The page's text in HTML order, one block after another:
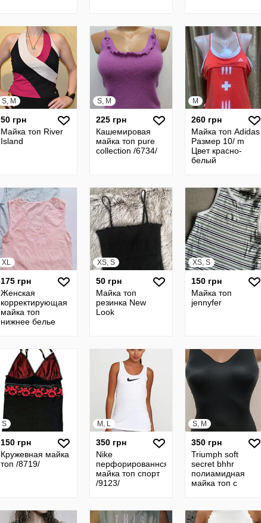
S, M
50 грн
Майка топ River
Island
S, M
225 грн
Кашемировая
майка топ pure
collection /6734/
M
260 грн
Майка топ Adidas
Размер 10/ m
Цвет красно-
белый
XL
175 грн
Женская
корректирующая
майка топ
нижнее белье
XS, S
50 грн
Майка топ
резинка New
Look
XS, S
150 грн
Майка топ
jennyfer
S
150 грн
Кружевная майка
топ /8719/
M, L
350 грн
Nike
перфорированнся
майка топ спорт
/9123/
S, M
350 грн
Triumph soft
secret bhhr
полиамидная
майка топ с